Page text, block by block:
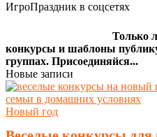
ИгроПраздник в соцсетях
Только
конкурсы и шаблоны
группах. Присоединяйся...
Новые записи
Новый год